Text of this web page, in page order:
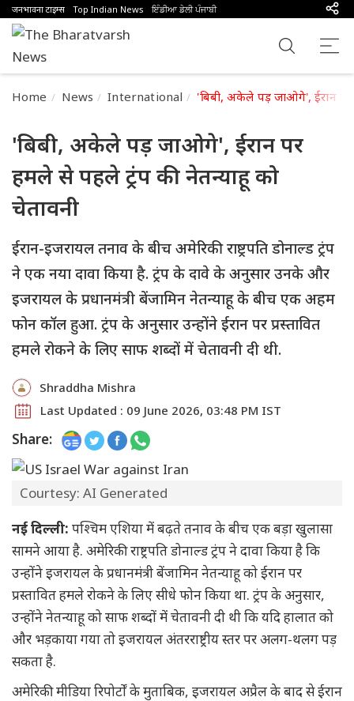
जनभावना टाइम्स Top Indian News ਇੰਡੀਆ ਡੇਲੀ ਪੰਜਾਬੀ
Home News International 'बिबी, अकेले पड़ जाओगे', ईरान पर
'बिबी, अकेले पड़ जाओगे', ईरान पर
हमले से पहले ट्रंप की नेतन्याहू को
चेतावनी
ईरान-इजरायल तनाव के बीच अमेरिकी राष्ट्रपति डोनाल्ड ट्रंप
ने एक नया दावा किया है. ट्रंप के दावे के अनुसार उनके और
इजरायल के प्रधानमंत्री बेंजामिन नेतन्याहू के बीच एक अहम
फोन कॉल हुआ. ट्रंप के अनुसार उन्होंने ईरान पर प्रस्तावित
हमले रोकने के लिए साफ शब्दों में चेतावनी दी थी.
Shraddha Mishra
Last Updated : 09 June 2026, 03:48 PM IST
Share:
Courtesy: AI Generated
नई दिल्ली: पश्चिम एशिया में बढ़ते तनाव के बीच एक बड़ा खुलासा
सामने आया है. अमेरिकी राष्ट्रपति डोनाल्ड ट्रंप ने दावा किया है कि
उन्होंने इजरायल के प्रधानमंत्री बेंजामिन नेतन्याहू को ईरान पर
प्रस्तावित हमले रोकने के लिए सीधे फोन किया था. ट्रंप के अनुसार,
उन्होंने नेतन्याहू को साफ शब्दों में चेतावनी दी थी कि यदि हालात को
और भड़काया गया तो इजरायल अंतरराष्ट्रीय स्तर पर अलग-थलग पड़
सकता है.
अमेरिकी मीडिया रिपोर्टों के मुताबिक, इजरायल अप्रैल के बाद से ईरान